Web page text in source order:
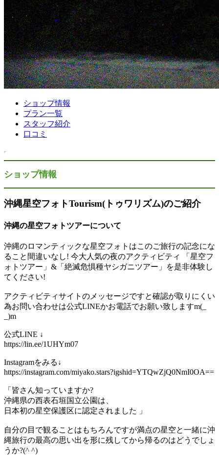
ショップ情報
プラン一覧
スタッフ紹介
口コミ
ショップ情報
沖縄星空フォトTourism(トゥワリズム)のご紹介
沖縄の星空フォトツアーについて
沖縄のロマンティックな星空フォトはこのご旅行の記念にな
ること間違いなし! 今大人気の夜のアクティビティ 「星空フ
ォトツアー」&「絶滅危惧種ヤシガニツアー」を是非体験し
てください!
アクティビティサイトのメッセージですと確認が取りにくい
為お問い合わせは公式LINEかお電話でお願い致しますm(_
_)m
公式LINE ↓
https://lin.ee/1UHYm07
Instagramをみる↓
https://instagram.com/miyako.stars?igshid=YTQwZjQ0NmI0OA==
「皆さん知っていますか?
沖縄県の西表石垣国立公園は、
日本初の星空保護区に認定されました 」
自分の目で観ることはもちろんですが満点の星空と一緒に沖
縄旅行の最高の思い出を形に残してから帰るのはどうでしょ
うか?(^ ^)